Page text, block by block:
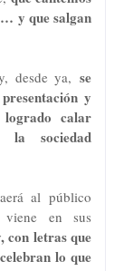
y que salgan
desde ya, se
y
calar
la sociedad
al público
viene en sus
con letras que
lo que